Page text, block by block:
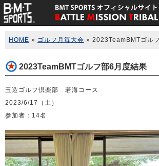
HOME » ゴルフ月毎大会 » 2023TeamBMTゴル
2023TeamBMTゴルフ部6月度結果
玉造ゴルフ倶楽部 若海コース
2023/6/17（土）
参加者：14名